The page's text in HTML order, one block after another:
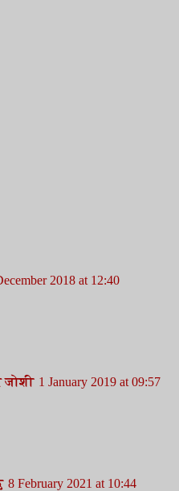
2018 at 12:40
जोशी 1 January 2019 at 09:57
8 February 2021 at 10:44